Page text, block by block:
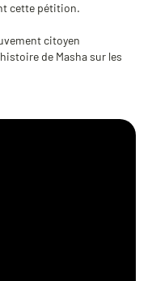
cette pétition.
citoyen
de Masha sur les